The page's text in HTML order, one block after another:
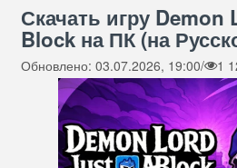
Скачать игру
Block на ПК (на
Обновлено: 03.07.2026, 19:00/ 1